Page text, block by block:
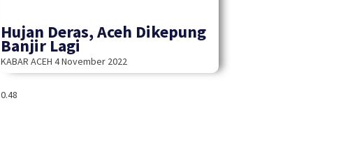
Hujan Deras, Aceh Dikepung
Banjir Lagi
KABAR ACEH4 November 2022